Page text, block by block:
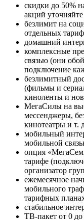
скидки до 50%
акций
безлимит на
отдельных
домашний
комплексные
связью (они
подключение
безлимитный
(фильмы и
киноленты и
МегаСилы на
мессенджеры,
кинотеатры и т.
мобильный
мобильной
опция
тарифе
организатор
ежемесячное
мобильного
тарифных
стабильное
ТВ-пакет от 0